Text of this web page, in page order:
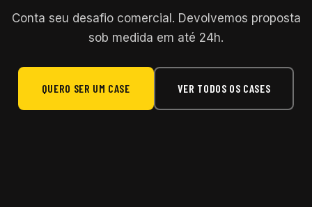
Conta seu desafio comercial. Devolvemos proposta
sob medida em até 24h.
QUERO SER UM CASE VER TODOS OS CASES